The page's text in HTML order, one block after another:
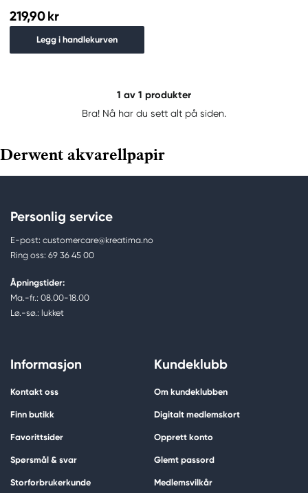
219,90 kr
Legg i handlekurven
1 av 1 produkter
Bra! Nå har du sett alt på siden.
Derwent akvarellpapir
Personlig service
E-post: customercare@kreatima.no
Ring oss: 69 36 45 00
Åpningstider:
Ma.-fr.: 08.00-18.00
Lø.-sø.: lukket
Informasjon
Kontakt oss
Finn butikk
Favorittsider
Spørsmål & svar
Storforbrukerkunde
Kundeklubb
Om kundeklubben
Digitalt medlemskort
Opprett konto
Glemt passord
Medlemsvilkår